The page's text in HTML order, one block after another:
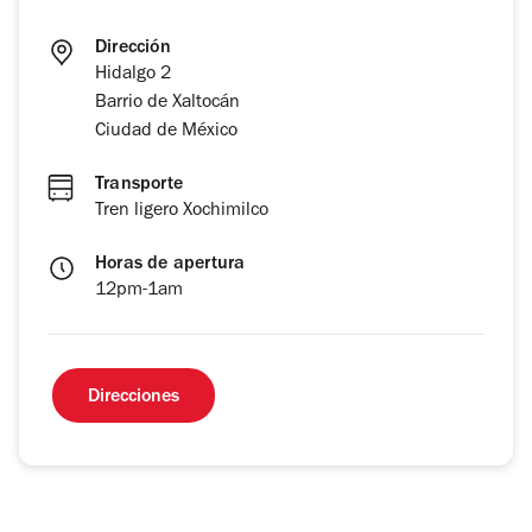
Dirección
Hidalgo 2
Barrio de Xaltocán
Ciudad de México
Transporte
Tren ligero Xochimilco
Horas de apertura
12pm-1am
Direcciones